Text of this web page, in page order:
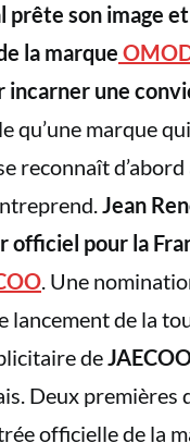
prête son image
la marque
incarner une
qu’une marque
reconnaît d’abord
Jean
officiel pour la
. Une
lancement de la
de
Deux premières
officielle de la